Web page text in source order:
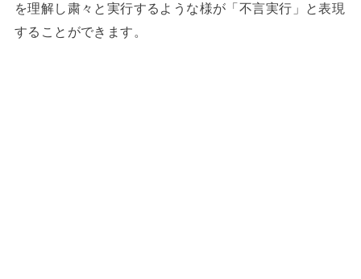
を理解し粛々と実行するような様が「不言実行」と表現
することができます。